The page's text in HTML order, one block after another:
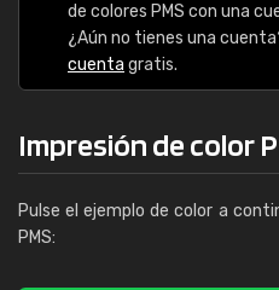
de colores PMS con una
¿Aún no tienes una
cuenta gratis.
Impresión de color
Pulse el ejemplo de color a
PMS: